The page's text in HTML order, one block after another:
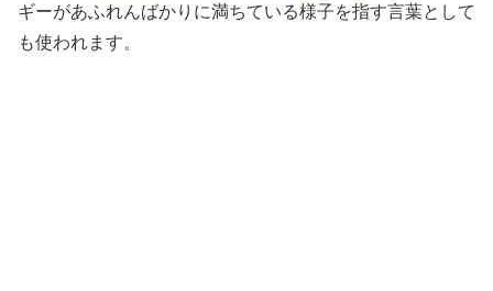
ギーがあふれんばかりに満ちている様子を指す言葉として
も使われます。